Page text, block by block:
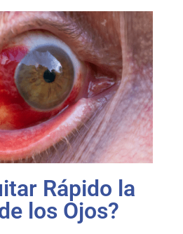
Rápido la
los Ojos?